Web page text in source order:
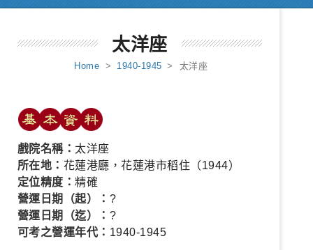
太洋座
Home > 1940-1945 > 太洋座
戲院名稱： 太洋座
所在地： 花蓮港廳，花蓮港市稻住（1944）
定位精度：精確
營運日期（起）： ?
營運日期（迄）： ?
可考之營運年代： 1940-1945